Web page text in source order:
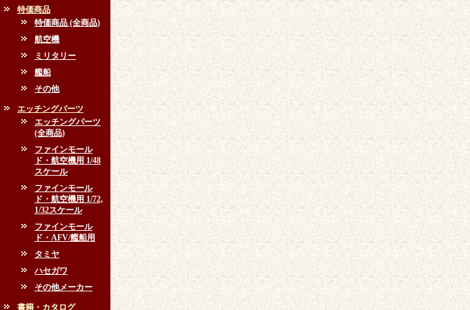
特価商品
特価商品 (全商品)
航空機
ミリタリー
艦船
その他
エッチングパーツ
エッチングパーツ
(全商品)
ファインモール
ド・航空機用 1/48
スケール
ファインモール
ド・航空機用 1/72,
1/32スケール
ファインモール
ド・AFV/艦船用
タミヤ
ハセガワ
その他メーカー
書籍・カタログ